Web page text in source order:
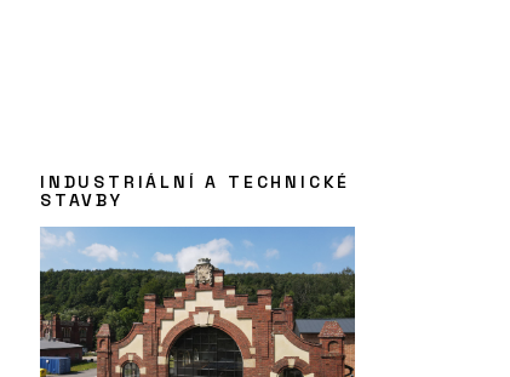
INDUSTRIÁLNÍ A TECHNICKÉ
STAVBY